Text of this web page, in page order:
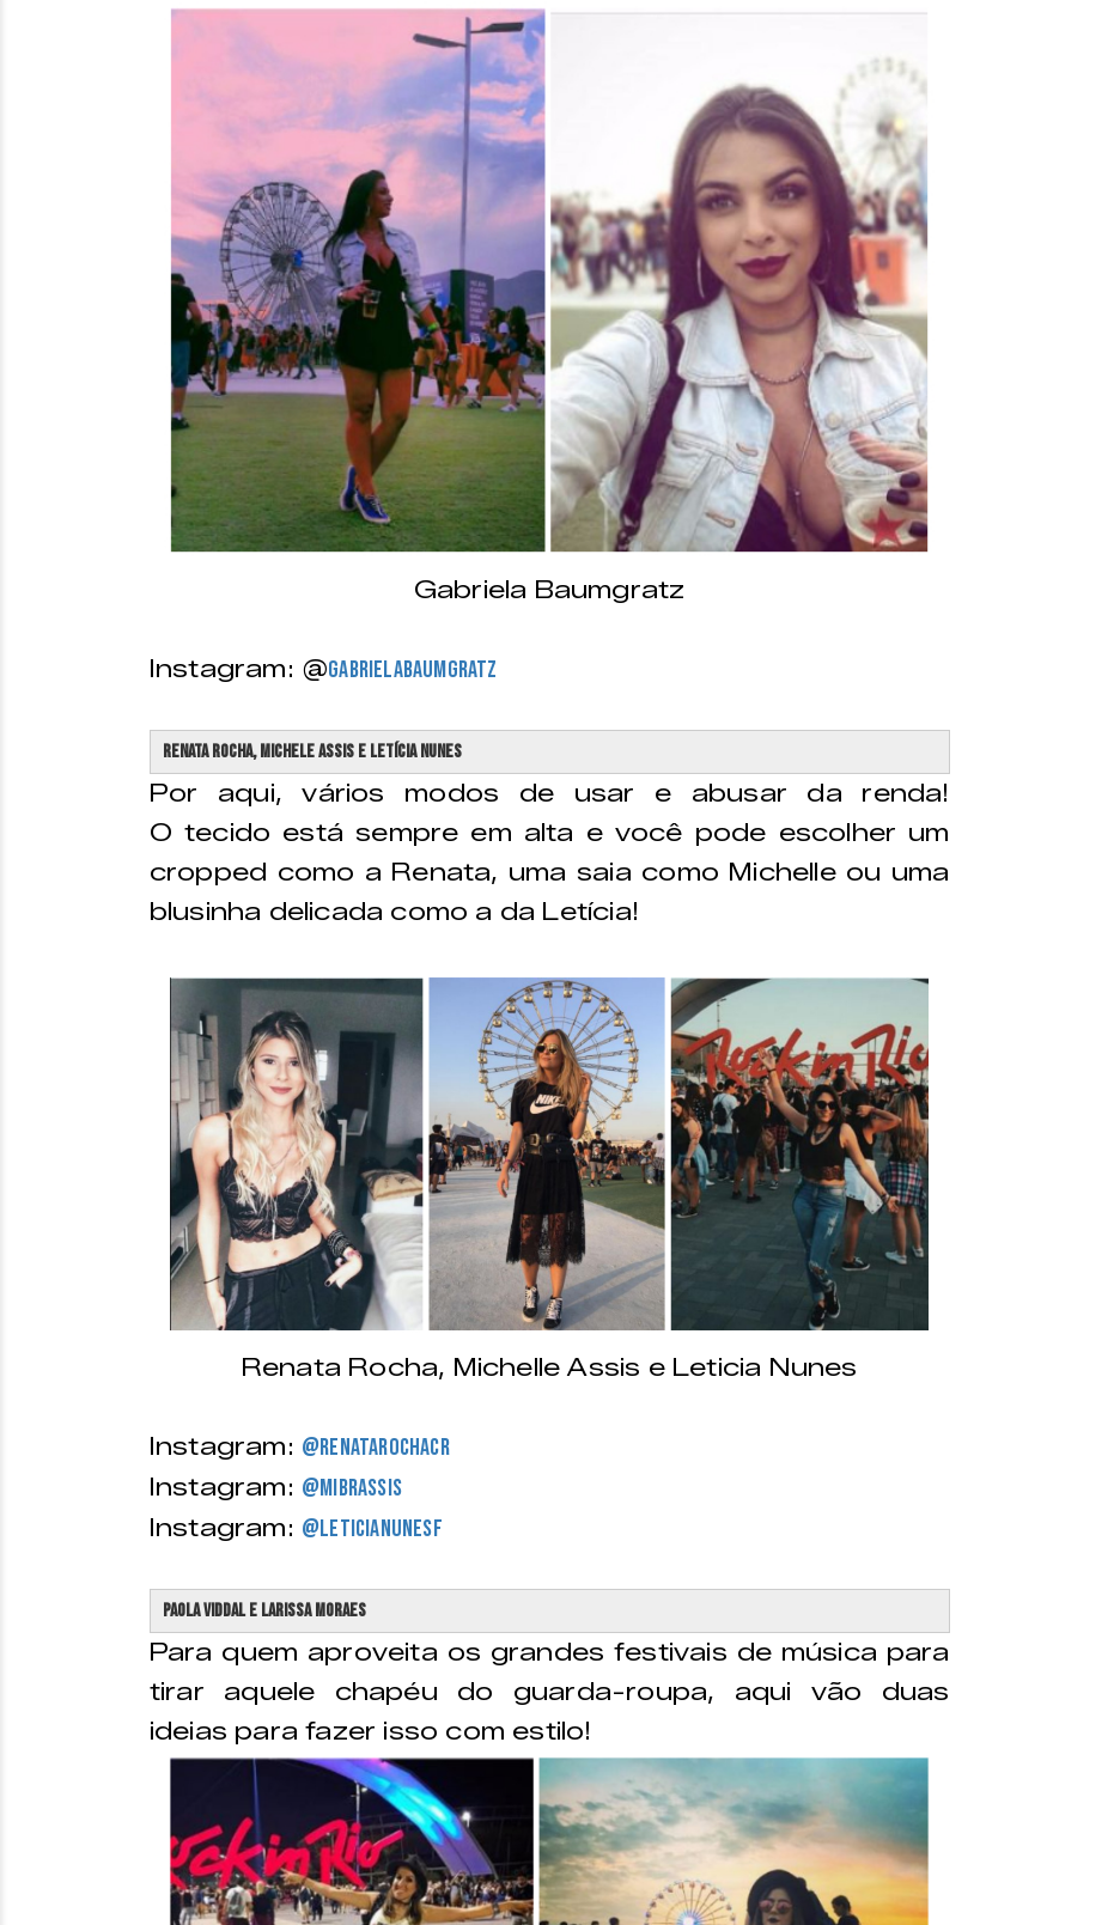
Gabriela Baumgratz
Instagram: @gabrielabaumgratz
Renata Rocha, Michele Assis e Letícia Nunes
Por aqui, vários modos de usar e abusar da renda!
O tecido está sempre em alta e você pode escolher um
cropped como a Renata, uma saia como Michelle ou uma
blusinha delicada como a da Letícia!
Renata Rocha, Michelle Assis e Leticia Nunes
Instagram: @renatarochacr
Instagram: @mibrassis
Instagram: @leticianunesf
Paola Viddal e Larissa Moraes
Para quem aproveita os grandes festivais de música para
tirar aquele chapéu do guarda-roupa, aqui vão duas
ideias para fazer isso com estilo!